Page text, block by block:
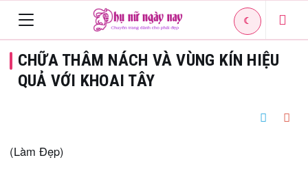
navigation
☾
CHỮA THÂM NÁCH VÀ VÙNG KÍN HIỆU
QUẢ VỚI KHOAI TÂY
(Làm Đẹp)